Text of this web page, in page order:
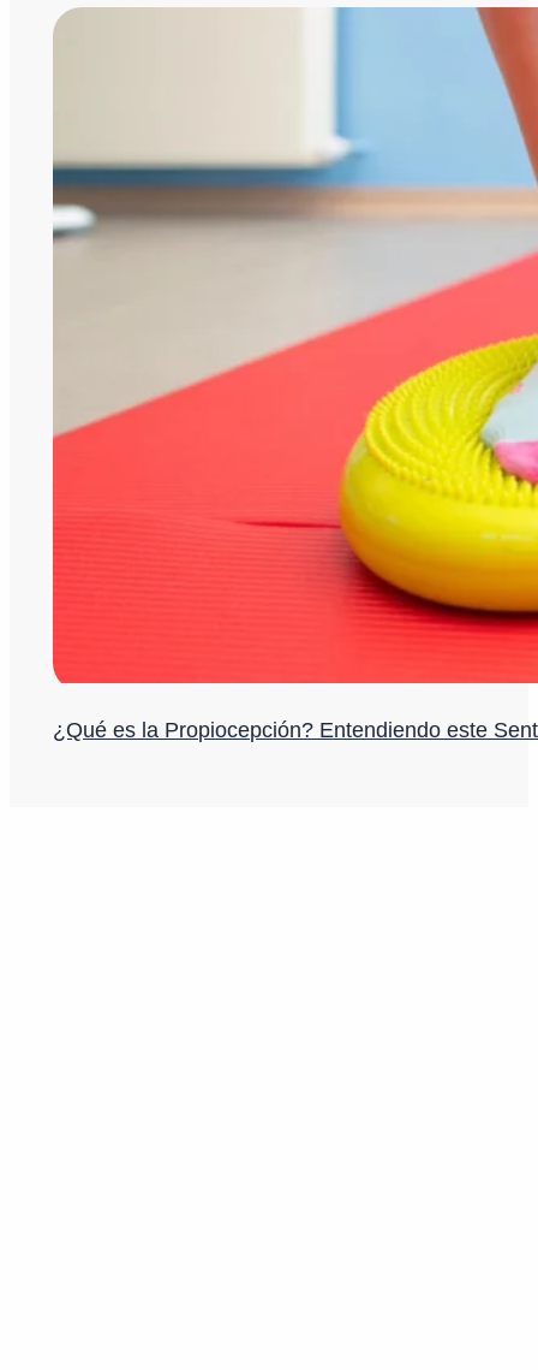
¿Qué es la Propiocepción? Entendiendo este